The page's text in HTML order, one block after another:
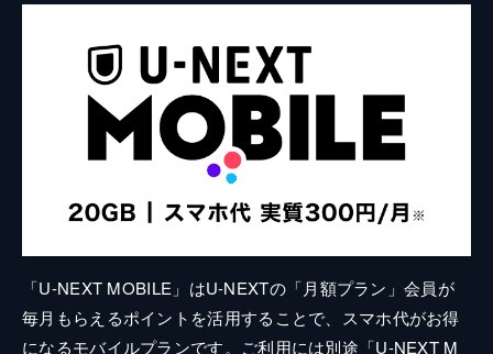
「U-NEXT MOBILE」はU-NEXTの「月額プラン」会員が
毎月もらえるポイントを活用することで、スマホ代がお得
になるモバイルプランです。ご利用には別途「U-NEXT M